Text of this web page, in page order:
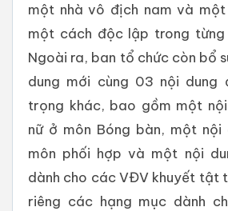
một nhà vô địch nam và
một cách độc lập trong từng
Ngoài ra, ban tổ chức còn bổ
dung mới cùng 03 nội dung
trọng khác, bao gồm một
nữ ở môn Bóng bàn, một nội
môn phối hợp và một nội
dành cho các VĐV khuyết tật
riêng các hạng mục dành